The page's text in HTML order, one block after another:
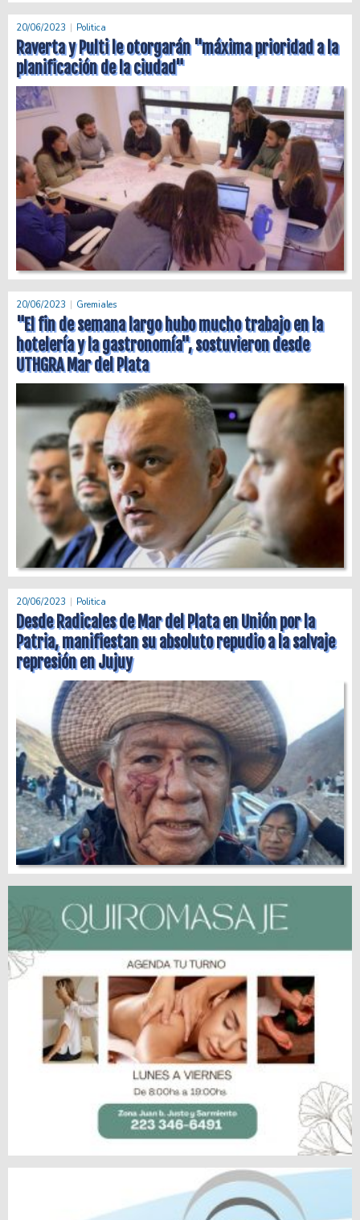
20/06/2023 Politica
Raverta y Pulti le otorgarán "máxima prioridad a la
planificación de la ciudad"
20/06/2023 Gremiales
"El fin de semana largo hubo mucho trabajo en la
hotelería y la gastronomía", sostuvieron desde
UTHGRA Mar del Plata
20/06/2023 Politica
Desde Radicales de Mar del Plata en Unión por la
Patria, manifiestan su absoluto repudio a la salvaje
represión en Jujuy